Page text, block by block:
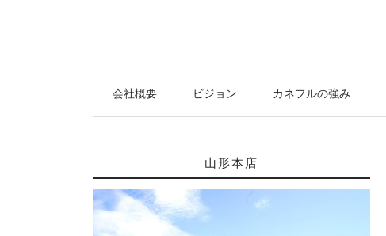
会社概要 ビジョン カネフルの強み
山形本店